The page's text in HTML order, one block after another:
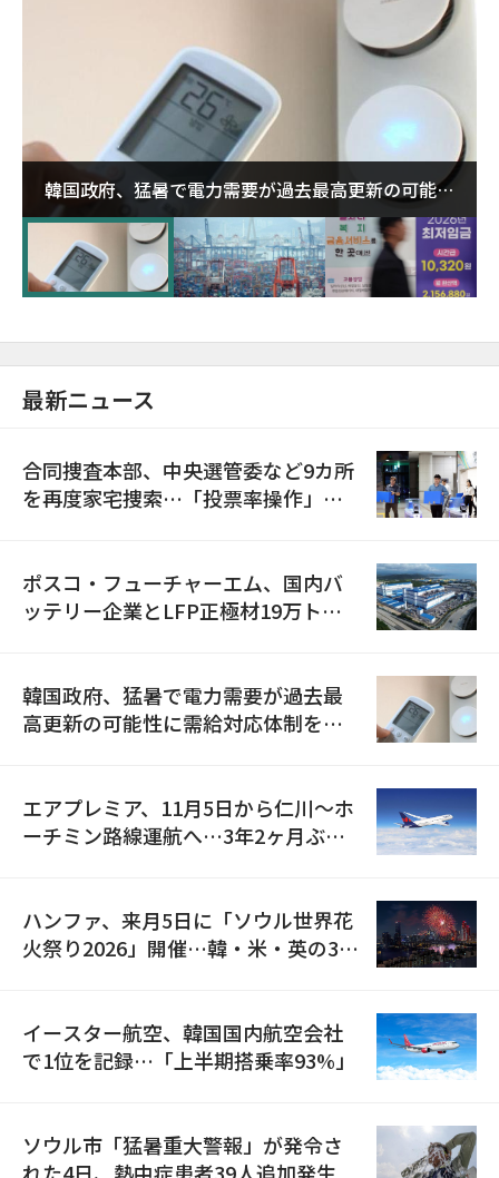
韓国政府、猛暑で電力需要が過去最高更新の可能性
に需給対応体制を点検
最新ニュース
合同捜査本部、中央選管委など9カ所
を再度家宅捜索…「投票率操作」の
ポスコ・フューチャーエム、国内バ
ッテリー企業とLFP正極材19万トン
韓国政府、猛暑で電力需要が過去最
高更新の可能性に需給対応体制を点
エアプレミア、11月5日から仁川〜ホ
ーチミン路線運航へ…3年2ヶ月ぶり
ハンファ、来月5日に「ソウル世界花
火祭り2026」開催…韓・米・英の3カ
イースター航空、韓国国内航空会社
で1位を記録…「上半期搭乗率93%」
ソウル市「猛暑重大警報」が発令さ
れた4日、熱中症患者39人追加発生